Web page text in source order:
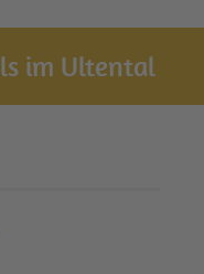
im Ultental